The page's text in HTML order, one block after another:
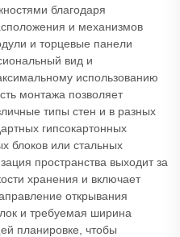
благодаря
и механизмов
и торцевые панели
вид и
использованию
монтажа позволяет
типы стен и в разных
гипсокартонных
блоков или стальных
пространства выходит за
хранения и включает
открывания
и требуемая ширина
планировке, чтобы